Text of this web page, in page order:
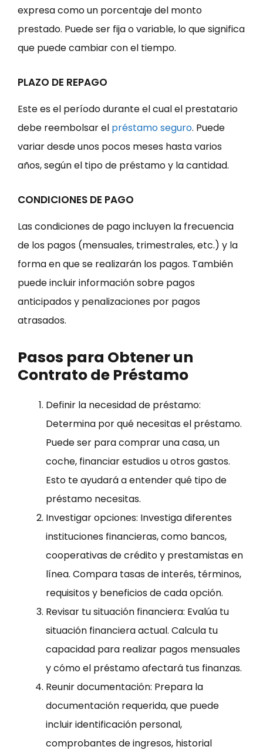
expresa como un porcentaje del monto
prestado. Puede ser fija o variable, lo que significa
que puede cambiar con el tiempo.
PLAZO DE REPAGO
Este es el período durante el cual el prestatario
debe reembolsar el préstamo seguro. Puede
variar desde unos pocos meses hasta varios
años, según el tipo de préstamo y la cantidad.
CONDICIONES DE PAGO
Las condiciones de pago incluyen la frecuencia
de los pagos (mensuales, trimestrales, etc.) y la
forma en que se realizarán los pagos. También
puede incluir información sobre pagos
anticipados y penalizaciones por pagos
atrasados.
Pasos para Obtener un
Contrato de Préstamo
Definir la necesidad de préstamo:
Determina por qué necesitas el préstamo.
Puede ser para comprar una casa, un
coche, financiar estudios u otros gastos.
Esto te ayudará a entender qué tipo de
préstamo necesitas.
Investigar opciones: Investiga diferentes
instituciones financieras, como bancos,
cooperativas de crédito y prestamistas en
línea. Compara tasas de interés, términos,
requisitos y beneficios de cada opción.
Revisar tu situación financiera: Evalúa tu
situación financiera actual. Calcula tu
capacidad para realizar pagos mensuales
y cómo el préstamo afectará tus finanzas.
Reunir documentación: Prepara la
documentación requerida, que puede
incluir identificación personal,
comprobantes de ingresos, historial